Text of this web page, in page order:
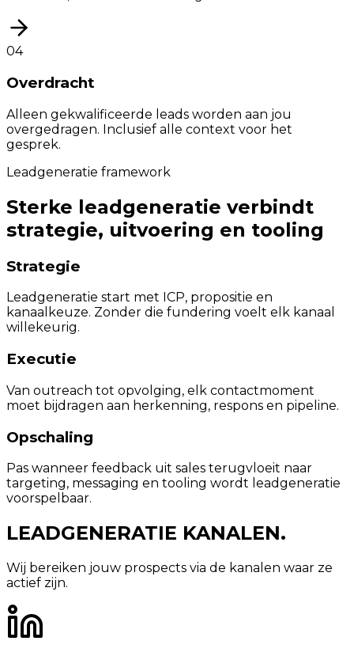
04
Overdracht
Alleen gekwalificeerde leads worden aan jou
overgedragen. Inclusief alle context voor het
gesprek.
Leadgeneratie framework
Sterke leadgeneratie verbindt
strategie, uitvoering en tooling
Strategie
Leadgeneratie start met ICP, propositie en
kanaalkeuze. Zonder die fundering voelt elk kanaal
willekeurig.
Executie
Van outreach tot opvolging, elk contactmoment
moet bijdragen aan herkenning, respons en pipeline.
Opschaling
Pas wanneer feedback uit sales terugvloeit naar
targeting, messaging en tooling wordt leadgeneratie
voorspelbaar.
LEADGENERATIE KANALEN.
Wij bereiken jouw prospects via de kanalen waar ze
actief zijn.